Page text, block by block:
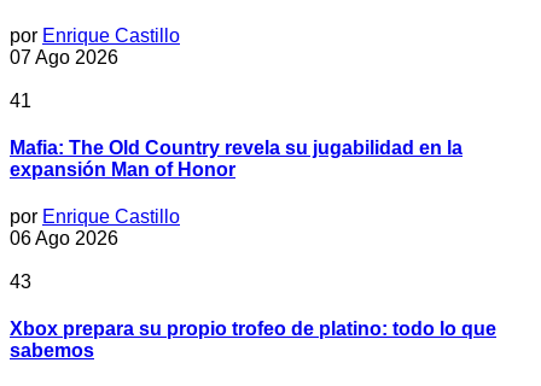
por Enrique Castillo
07 Ago 2026
41
Mafia: The Old Country revela su jugabilidad en la
expansión Man of Honor
por Enrique Castillo
06 Ago 2026
43
Xbox prepara su propio trofeo de platino: todo lo que
sabemos